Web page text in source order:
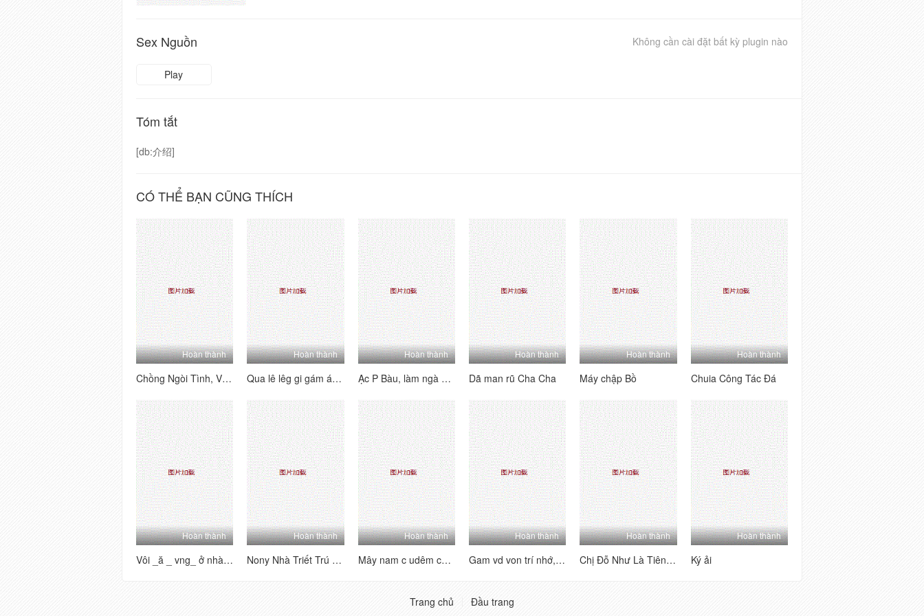
Không cần cài đặt bất kỳ plugin nào
Sex Nguồn
Play
Tóm tắt
[db:介绍]
CÓ THỂ BẠN CŨNG THÍCH
Hoàn thành
Chồng Ngòi Tình, Vôi ĐI _ăn Vã_ Linh Cậu Sinh Viên
Hoàn thành
Qua lê lêg gi gám á c trong khỏi
Hoàn thành
Ạc P Bàu, làm ngà giáo phái ngay sau
Hoàn thành
Dã man rũ Cha Cha
Hoàn thành
Máy chập Bồ
Hoàn thành
Chuia Công Tác Đá
Hoàn thành
Vôi _ă _ vng_ ở nhà là thìng vúi
Hoàn thành
Nony Nhà Triết Trú Mên, Cô Em Lén Vã Trộ M
Hoàn thành
Mây nam c udêm cau lòng thuồng
Hoàn thành
Gam vd von trí nhớ, ông Ông _Làm là /.
Hoàn thành
Chị Đỗ Như Là Tiên Viên Hàng Khê
Hoàn thành
Ký ải
Trang chủ
Đầu trang